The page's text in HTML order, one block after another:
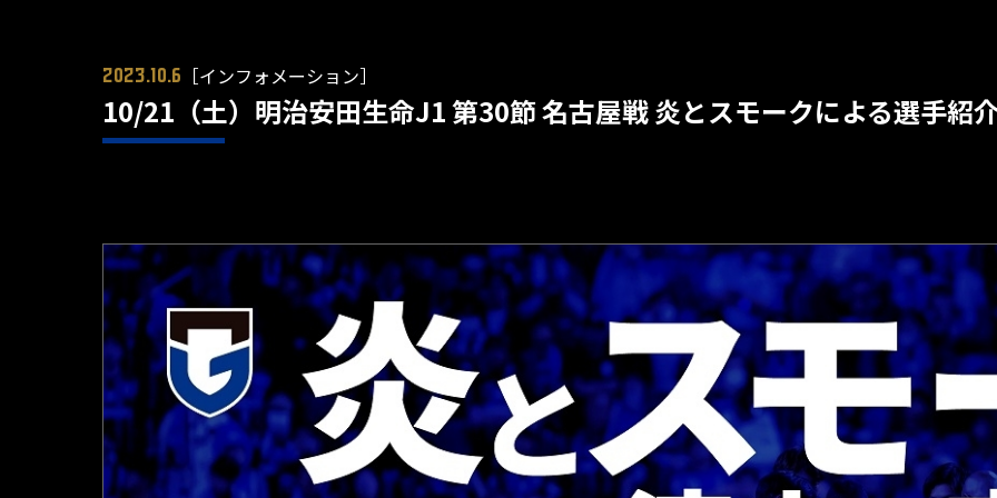
2023.10.6 ［インフォメーション］
10/21（土）明治安田生命J1 第30節 名古屋戦 炎とスモークによる選手紹